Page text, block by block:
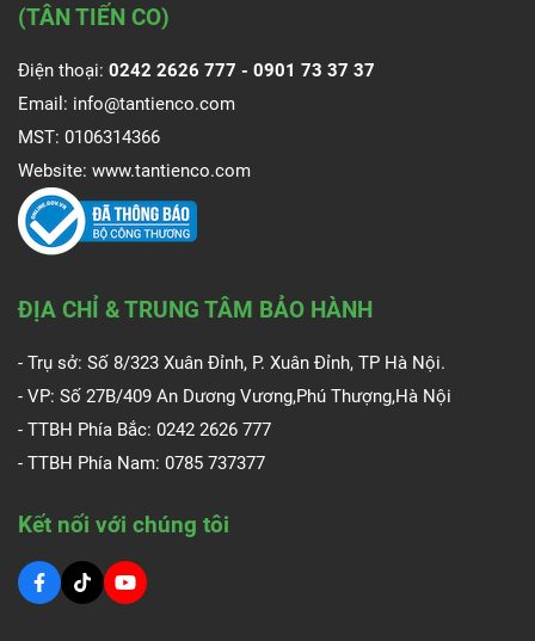
(TÂN TIẾN CO)
Điện thoại: 0242 2626 777 - 0901 73 37 37
Email: info@tantienco.com
MST: 0106314366
Website: www.tantienco.com
ĐỊA CHỈ & TRUNG TÂM BẢO HÀNH
- Trụ sở: Số 8/323 Xuân Đỉnh, P. Xuân Đỉnh, TP Hà Nội.
- VP: Số 27B/409 An Dương Vương,Phú Thượng,Hà Nội
- TTBH Phía Bắc: 0242 2626 777
- TTBH Phía Nam: 0785 737377
Kết nối với chúng tôi